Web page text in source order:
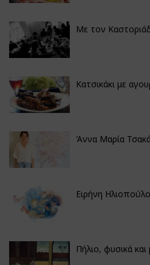
Με τον
Κατσικάκι με
Άννα Μαρία
Ειρήνη
Πήλιο, φυσικά